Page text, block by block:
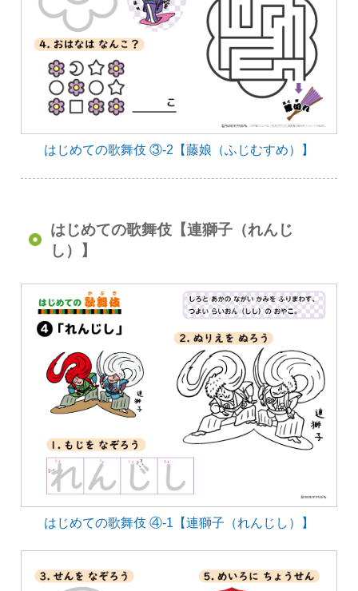
はじめての歌舞伎 ③-2【藤娘（ふじむすめ）】
はじめての歌舞伎【連獅子（れんじ
し）】
はじめての歌舞伎 ④-1【連獅子（れんじし）】